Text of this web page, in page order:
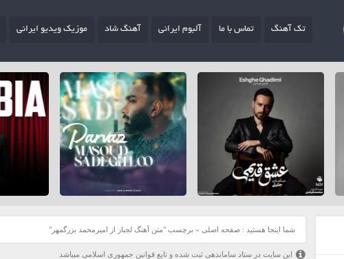
تک آهنگ تماس با ما آلبوم ایرانی آهنگ شاد موزیک ویدیو ایرانی
شما اینجا هستید : صفحه اصلی » برچسب "متن آهنگ لجباز از امیرمحمد بزرگمهر"
این سایت در ستاد ساماندهی ثبت شده و تابع قوانین جمهوری اسلامی میباشد